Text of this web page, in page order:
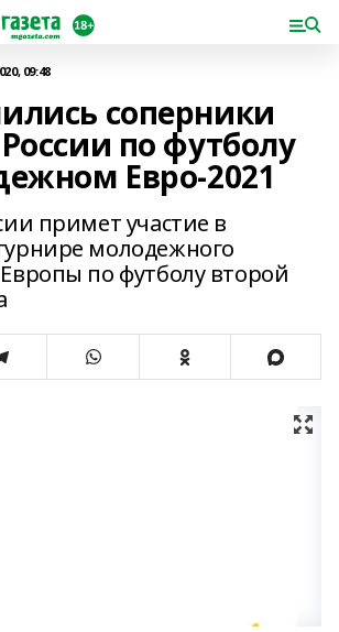
09:48
соперники
по футболу
Евро-2021
примет участие в
молодежного
по футболу второй